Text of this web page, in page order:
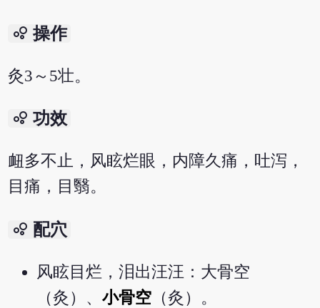
bubble_chart 操作
灸3～5壮。
bubble_chart 功效
衄多不止，风眩烂眼，内障久痛，吐泻，
目痛，目翳。
bubble_chart 配穴
风眩目烂，泪出汪汪：大骨空
（灸）、小骨空 （灸）。